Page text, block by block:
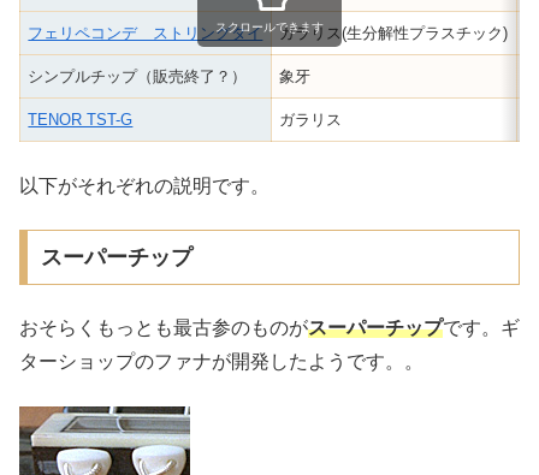
フェリペコンデ ストリングタイ ガラリス(生分解性プラスチック)
シンプルチップ（販売終了？） 象牙
TENOR TST-G ガラリス
スクロールできます
以下がそれぞれの説明です。
スーパーチップ
おそらくもっとも最古参のものがスーパーチップです。ギ
ターショップのファナが開発したようです。。